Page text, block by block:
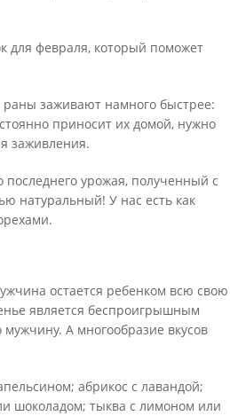
для февраля, который поможет
заживают намного быстрее:
приносит их домой, нужно
заживления.
последнего урожая, полученный с
натуральный! У нас есть как
остается ребенком всю свою
является беспроигрышным
А многообразие вкусов
абрикос с лавандой;
шоколадом; тыква с лимоном или